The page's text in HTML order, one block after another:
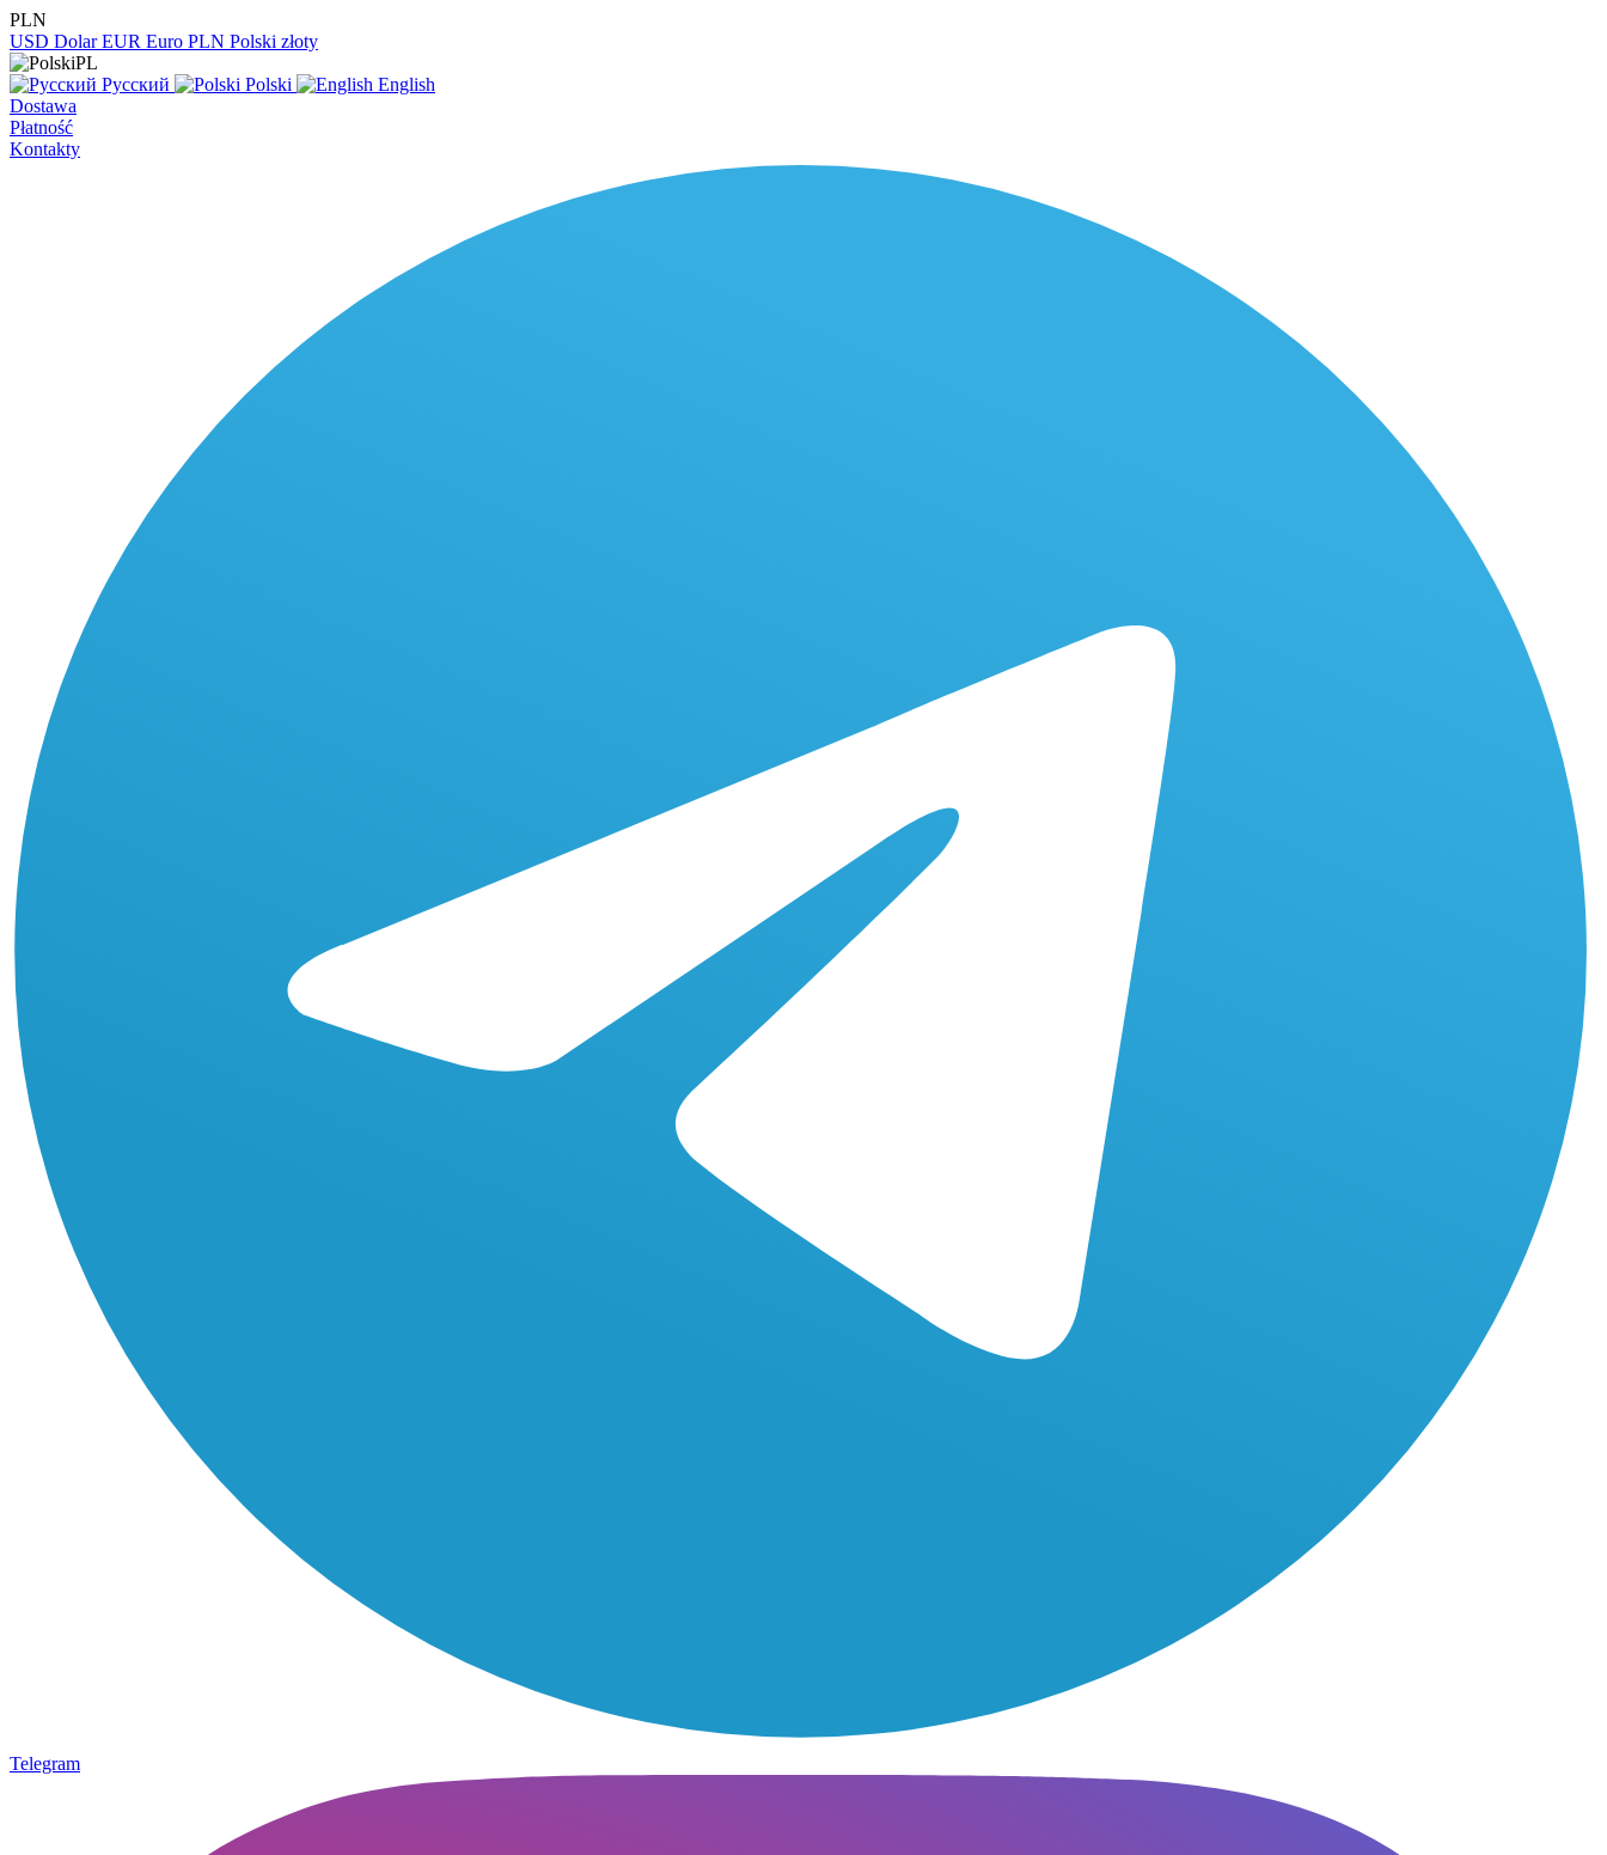
PLN
USD Dolar EUR Euro PLN Polski złoty
PL
Русский
Polski
English
Dostawa
Płatność
Kontakty
Telegram